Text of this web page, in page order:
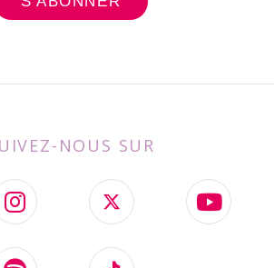
NOUS SUR